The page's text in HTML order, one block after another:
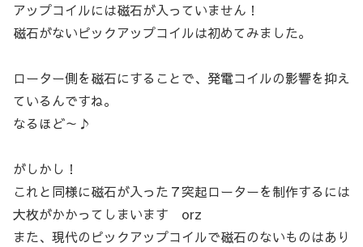
アップコイルには磁石が入っていません！
磁石がないピックアップコイルは初めてみました。
ローター側を磁石にすることで、発電コイルの影響を抑え
ているんですね。
なるほど～♪
がしかし！
これと同様に磁石が入った７突起ローターを制作するには
大枚がかかってしまいます orz
また、現代のピックアップコイルで磁石のないものはあり